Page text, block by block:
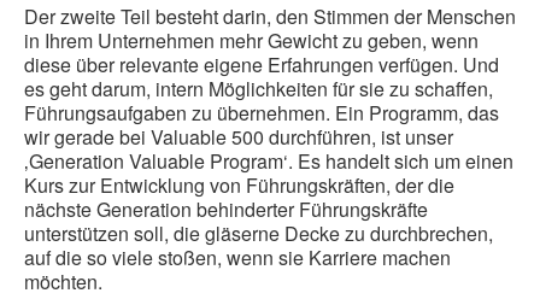
Der zweite Teil besteht darin, den Stimmen der Menschen
in Ihrem Unternehmen mehr Gewicht zu geben, wenn
diese über relevante eigene Erfahrungen verfügen. Und
es geht darum, intern Möglichkeiten für sie zu schaffen,
Führungsaufgaben zu übernehmen. Ein Programm, das
wir gerade bei Valuable 500 durchführen, ist unser
‚Generation Valuable Program‘. Es handelt sich um einen
Kurs zur Entwicklung von Führungskräften, der die
nächste Generation behinderter Führungskräfte
unterstützen soll, die gläserne Decke zu durchbrechen,
auf die so viele stoßen, wenn sie Karriere machen
möchten.